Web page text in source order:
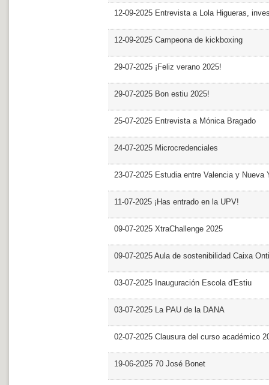
12-09-2025 Entrevista a Lola Higueras,
12-09-2025 Campeona de kickboxing
29-07-2025 ¡Feliz verano 2025!
29-07-2025 Bon estiu 2025!
25-07-2025 Entrevista a Mónica Bragado
24-07-2025 Microcredenciales
23-07-2025 Estudia entre Valencia y Nueva
11-07-2025 ¡Has entrado en la UPV!
09-07-2025 XtraChallenge 2025
09-07-2025 Aula de sostenibilidad Caixa
03-07-2025 Inauguración Escola d'Estiu
03-07-2025 La PAU de la DANA
02-07-2025 Clausura del curso académico
19-06-2025 70 José Bonet